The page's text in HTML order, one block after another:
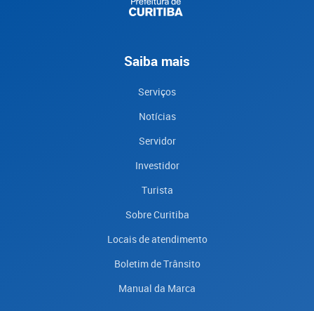
Saiba mais
Serviços
Notícias
Servidor
Investidor
Turista
Sobre Curitiba
Locais de atendimento
Boletim de Trânsito
Manual da Marca